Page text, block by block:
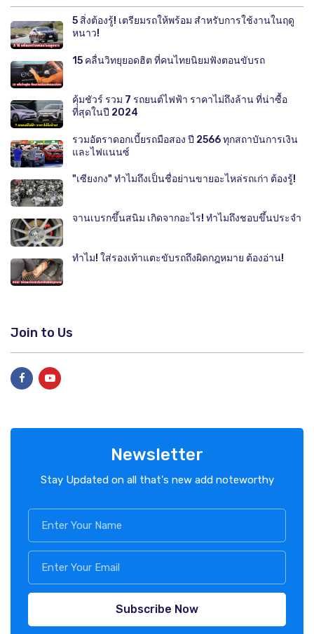
5 สิ่งต้องรู้! เตรียมรถให้พร้อม สำหรับการใช้งานในฤดู
หนาว!
15 คลื่นวิทยุยอดฮิต ที่คนไทยนิยมฟังตอนขับรถ
คุ้มชัวร์ รวม 7 รถยนต์ไฟฟ้า ราคาไม่ถึงล้าน ที่น่าซื้อ
ที่สุดในปี 2024
รวมอัตราดอกเบี้ยรถมือสอง ปี 2566 ทุกสถาบันการเงิน
และไฟแนนซ์
"เซียงกง" ทำไมถึงเป็นชื่อย่านขายอะไหล่รถเก่า ต้องรู้!
จานเบรกขึ้นสนิม เกิดจากอะไร! ทำไมถึงชอบขึ้นประจำ
ทำไม! ใส่รองเท้าแตะขับรถถึงผิดกฎหมาย ต้องอ่าน!
Join to Us
Newsletter
Stay Updated on all that's new add noteworthy
Subscribe Now